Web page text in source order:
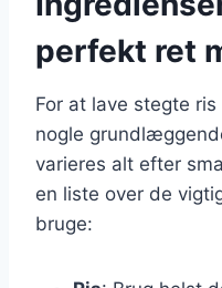
perfekt ret
For at lave stegte
nogle
varieres alt efter
en liste over de
bruge: